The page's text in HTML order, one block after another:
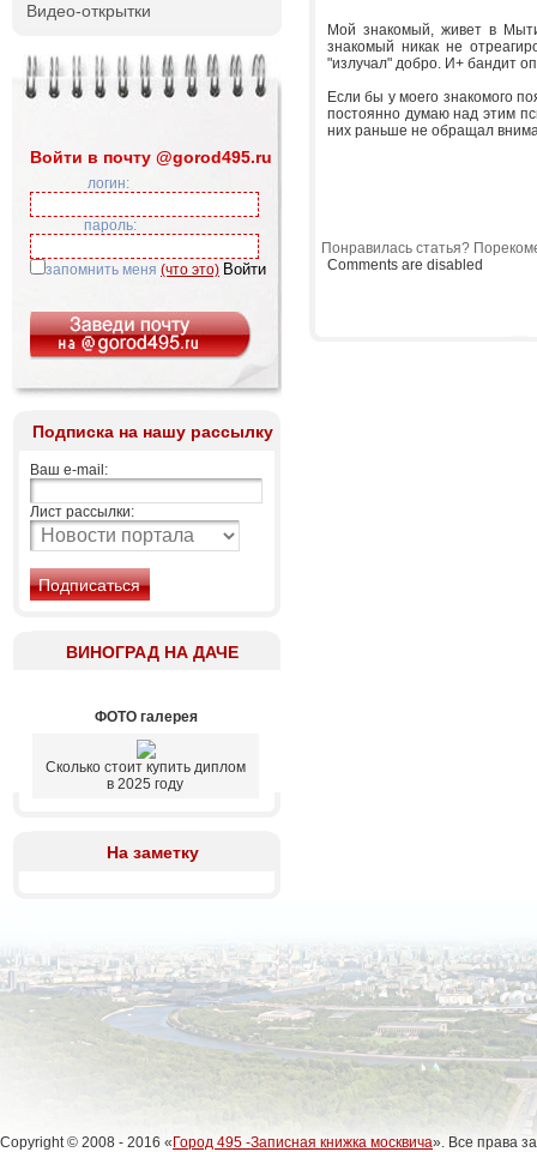
Видео-открытки
Войти в почту @gorod495.ru
логин:
пароль:
запомнить меня (что это)
Подписка на нашу рассылку
Ваш e-mail:
Лист рассылки:
ВИНОГРАД НА ДАЧЕ
ФОТО галерея
Сколько стоит купить диплом
в 2025 году
На заметку
Мой знакомый, живет в
знакомый никак не
"излучал" добро. И+ бандит
Если бы у моего знакомого
постоянно думаю над этим
них раньше не обращал
Понравилась статья?
Comments are disabled
Copyright © 2008 - 2016 « Город 495 -Записная книжка москвича». Все права